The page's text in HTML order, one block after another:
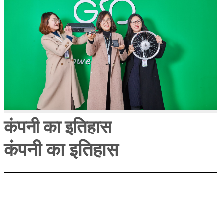
कंपनी का इतिहास
कंपनी का इतिहास